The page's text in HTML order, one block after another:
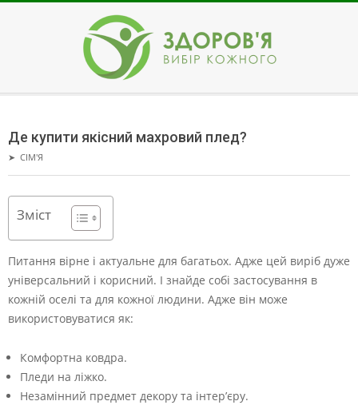
ЗДОРОВ'Я
Menu
Де купити якісний махровий плед?
➤ СІМ'Я
Зміст
Питання вірне і актуальне для багатьох. Адже цей виріб дуже
універсальний і корисний. І знайде собі застосування в
кожній оселі та для кожної людини. Адже він може
використовуватися як:
Комфортна ковдра.
Пледи на ліжко.
Незамінний предмет декору та інтер’єру.